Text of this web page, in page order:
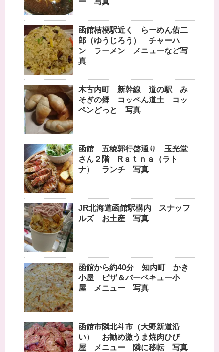
ー 写真
函館桔梗駅近く らーめん佑二
郎（ゆうじろう） チャーハ
ン ラーメン メニューなど写
真
木古内町 新幹線 道の駅 み
そぎの郷 コッペん道土 コッ
ペンどっと 写真
函館 五稜郭行啓通り 玉光堂
さん２階 Rａｔｎａ（ラト
ナ） ランチ 写真
JR北海道函館駅構内 スナッフ
ルズ お土産 写真
函館から約40分 知内町 かき
小屋 ピザ＆バーベキュー小
屋 メニュー 写真
函館市隣北斗市（大野新道沿
い） お勧め激うま焼肉ひび
屋 メニュー 隣に移転 写真